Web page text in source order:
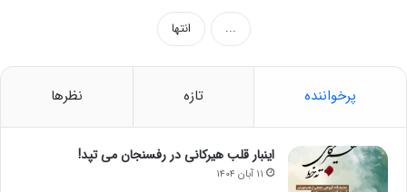
... انتها
پرخواننده تازه نظرها
اینبار قلب هیرکانی در رفسنجان می تپد!
۱۱ آبان ۱۴۰۴